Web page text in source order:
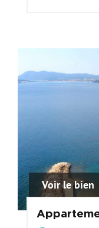
Voir le bien